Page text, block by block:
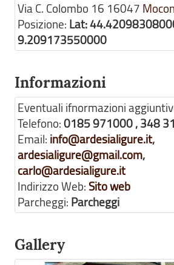
Via C. Colombo 16 16047
Posizione: Lat:
9.209173550000
Informazioni
Eventuali ifnormazioni
Telefono:0185 971000 , 348
Email: info@ardesialigure.it,
ardesialigure@gmail.com,
carlo@ardesialigure.it
Indirizzo Web: Sito web
Parcheggi: Parcheggi
Gallery